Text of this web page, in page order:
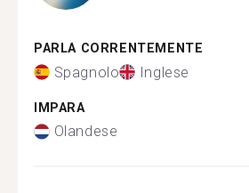
PARLA CORRENTEMENTE
Spagnolo Inglese
IMPARA
Olandese